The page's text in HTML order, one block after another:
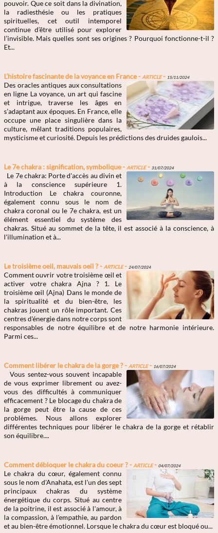
pouvoir. Que ce soit dans la divination,
la radiesthésie ou les pratiques
spirituelles, cet outil intemporel
continue d’être utilisé pour explorer
l’invisible. Mais quelles sont ses origines ? Pourquoi fonctionne-t-il ?
Et...
L’histoire fascinante de la voyance en France -Article- 15/11/2024
Des oracles antiques aux consultations
en ligne La voyance, un art qui fascine
et intrigue, traverse les âges en
s’adaptant aux époques. En France, elle
occupe une place singulière dans la
culture, mêlant traditions populaires,
mysticisme et curiosité. Depuis les prédictions des druides gaulois...
Le 7e chakra : signification, symbolique -Article- 31/07/2024
Le 7e chakra: Porte d'accès au divin et
à la conscience supérieure 1.
Introduction Le chakra couronne,
également connu sous le nom de
chakra coronal ou le 7e chakra, est un
élément essentiel du système des
chakras. Situé au sommet de la tête, il est associé à la conscience, à
l'illumination et à...
Le troisième oeil, mauvais oeil ? -Article- 24/07/2024
Comment ouvrir votre troisième œil et
activer votre chakra Ajna ? 1. Le
troisième œil (Ajna) Dans le monde de
la spiritualité et du bien-être, les
chakras jouent un rôle important. Ces
centres d'énergie dans notre corps sont
responsables de notre équilibre et de notre harmonie intérieure.
Parmi ces...
Comment libérer le chakra de la gorge ? -Article- 16/07/2024
Vous sentez-vous souvent incapable
de vous exprimer librement ou avez-
vous des difficultés à communiquer
efficacement ? Le blocage du chakra de
la gorge peut être la cause de ces
problèmes. Nous allons explorer
différentes techniques pour libérer le chakra de la gorge et rétablir
son équilibre....
Comment débloquer le chakra du coeur ? -Article- 04/07/2024
Le chakra du cœur, également connu
sous le nom d'Anahata, est l'un des sept
principaux chakras du système
énergétique du corps. Situé au centre
de la poitrine, il est associé à l'amour, à
la compassion, à l'empathie, au pardon
et au bien-être émotionnel. Lorsque le chakra du cœur est bloqué ou...